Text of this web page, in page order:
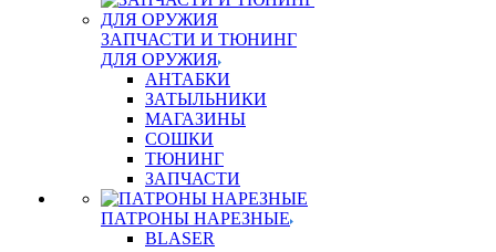
ЗАПЧАСТИ И ТЮНИНГ
ДЛЯ ОРУЖИЯ
АНТАБКИ
ЗАТЫЛЬНИКИ
МАГАЗИНЫ
СОШКИ
ТЮНИНГ
ЗАПЧАСТИ
ПАТРОНЫ НАРЕЗНЫЕ
BLASER